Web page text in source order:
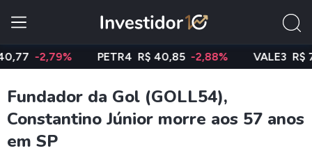
-2,79% PETR4 R$ 40,85 -2,88% VALE3 R$ 74,97
Fundador da Gol (GOLL54),
Constantino Júnior morre aos 57 anos
em SP